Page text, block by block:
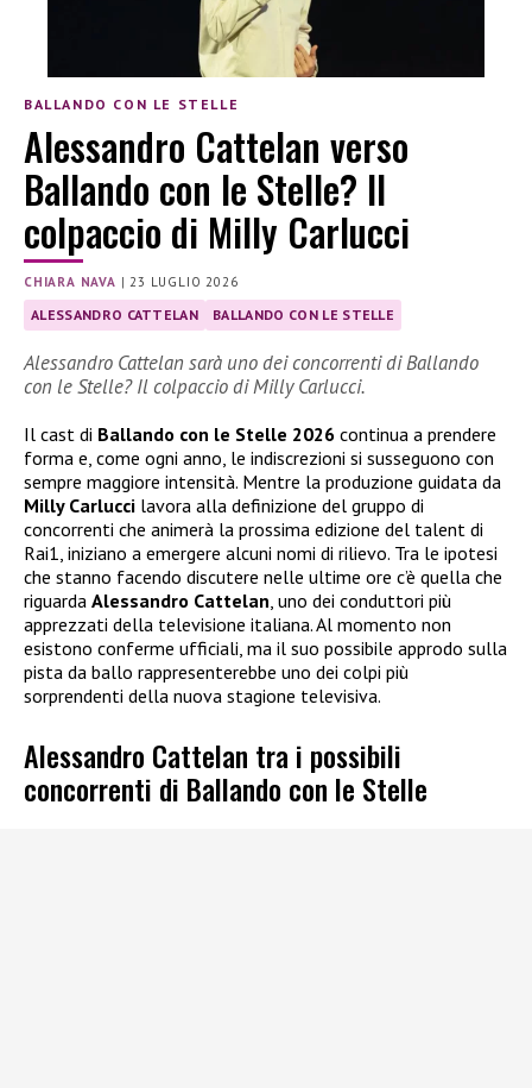
BALLANDO CON LE STELLE
Alessandro Cattelan verso
Ballando con le Stelle? Il
colpaccio di Milly Carlucci
CHIARA NAVA |23 LUGLIO 2026
ALESSANDRO CATTELAN BALLANDO CON LE STELLE
Alessandro Cattelan sarà uno dei concorrenti di Ballando
con le Stelle? Il colpaccio di Milly Carlucci.
Il cast di Ballando con le Stelle 2026 continua a prendere
forma e, come ogni anno, le indiscrezioni si susseguono con
sempre maggiore intensità. Mentre la produzione guidata da
Milly Carlucci lavora alla definizione del gruppo di
concorrenti che animerà la prossima edizione del talent di
Rai1, iniziano a emergere alcuni nomi di rilievo. Tra le ipotesi
che stanno facendo discutere nelle ultime ore c’è quella che
riguarda Alessandro Cattelan , uno dei conduttori più
apprezzati della televisione italiana. Al momento non
esistono conferme ufficiali, ma il suo possibile approdo sulla
pista da ballo rappresenterebbe uno dei colpi più
sorprendenti della nuova stagione televisiva.
Alessandro Cattelan tra i possibili
concorrenti di Ballando con le Stelle